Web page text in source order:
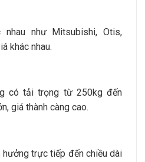
nhau như Mitsubishi, Otis,
khác nhau.
có tải trọng từ 250kg đến
giá thành càng cao.
trực tiếp đến chiều dài